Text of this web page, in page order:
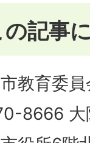
の記事
教育委
8666 大